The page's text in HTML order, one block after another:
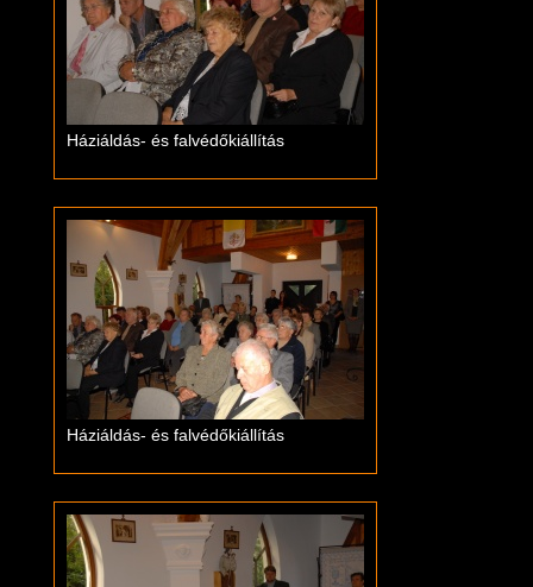
Háziáldás- és falvédőkiállítás
Háziáldás- és falvédőkiállítás